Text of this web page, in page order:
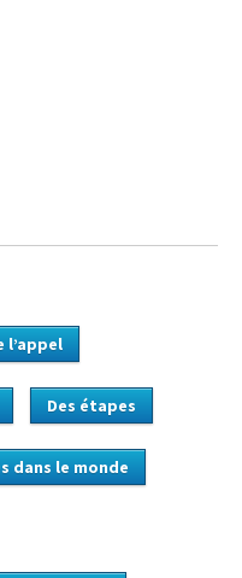
l’appel
Des étapes
dans le monde